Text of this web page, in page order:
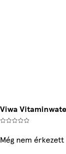
Viwa
Még nem